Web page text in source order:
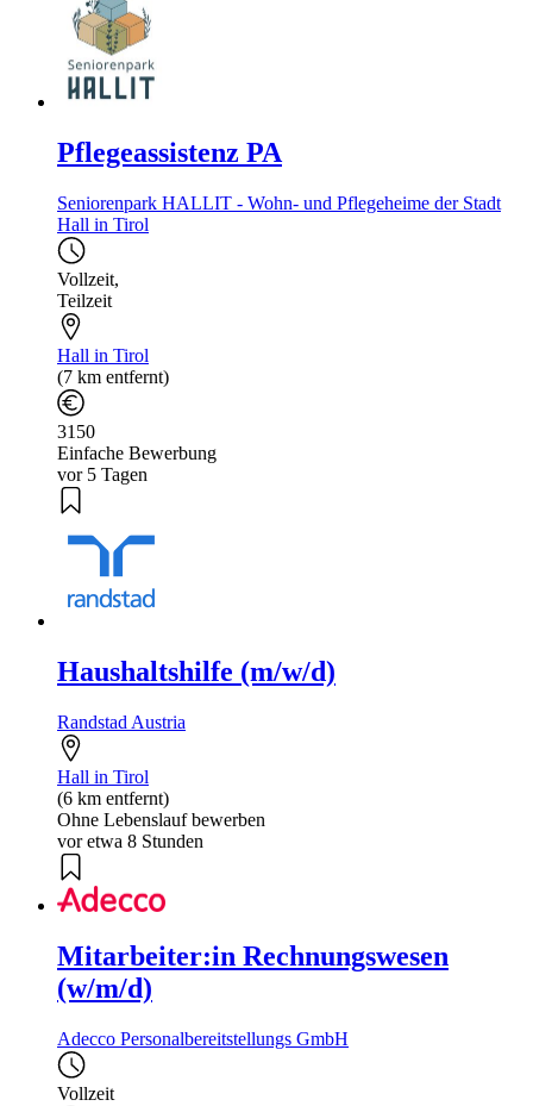
Pflegeassistenz PA
Seniorenpark HALLIT - Wohn- und Pflegeheime der Stadt
Hall in Tirol
Vollzeit,
Teilzeit
Hall in Tirol
(7 km entfernt)
3150
Einfache Bewerbung
vor 5 Tagen
Haushaltshilfe (m/w/d)
Randstad Austria
Hall in Tirol
(6 km entfernt)
Ohne Lebenslauf bewerben
vor etwa 8 Stunden
Mitarbeiter:in Rechnungswesen
(w/m/d)
Adecco Personalbereitstellungs GmbH
Vollzeit